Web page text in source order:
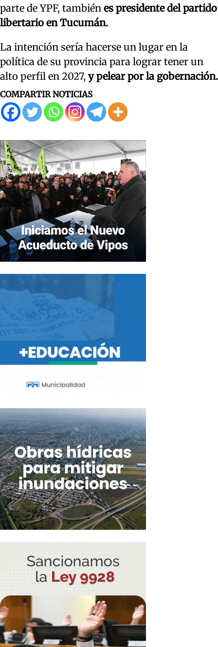
parte de YPF, también es presidente del partido
libertario en Tucumán.
La intención sería hacerse un lugar en la
política de su provincia para lograr tener un
alto perfil en 2027, y pelear por la gobernación.
COMPARTIR NOTICIAS